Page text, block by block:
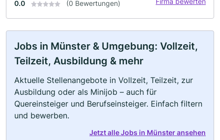
0.0 (0 Bewertungen)
Jobs in Münster & Umgebung: Vollzeit,
Teilzeit, Ausbildung & mehr
Aktuelle Stellenangebote in Vollzeit, Teilzeit, zur
Ausbildung oder als Minijob – auch für
Quereinsteiger und Berufseinsteiger. Einfach filtern
und bewerben.
Jetzt alle Jobs in Münster ansehen